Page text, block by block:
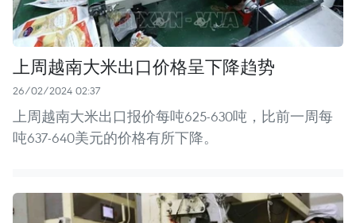
上周越南大米出口价格呈下降趋势
26/02/2024 02:37
上周越南大米出口报价每吨625-630吨，比前一周每
吨637-640美元的价格有所下降。